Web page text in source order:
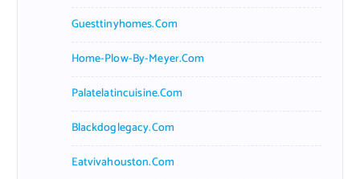
Guesttinyhomes.com
Home-Plow-By-Meyer.com
Palatelatincuisine.com
Blackdoglegacy.com
Eatvivahouston.com